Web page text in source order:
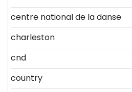
centre national de la danse
charleston
cnd
country